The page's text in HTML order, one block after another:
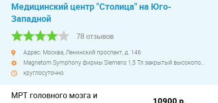
Медицинский центр "Столица" на Юго-
Западной
78 отзывов
Адрес: Москва, Ленинский проспект, д. 146
круглосуточно
МРТ головного мозга и